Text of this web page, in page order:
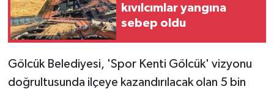
kıvılcımlar yangına
sebep oldu
Gölcük Belediyesi, 'Spor Kenti Gölcük' vizyonu
doğrultusunda ilçeye kazandırılacak olan 5 bin